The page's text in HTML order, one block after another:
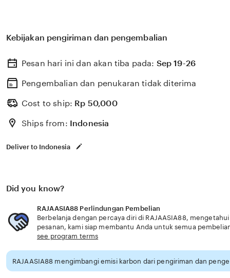
dengan kebutuhan usia senior akses nyaman premium
Kebijakan pengiriman dan pengembalian
Pesan hari ini dan akan tiba pada: Sep 19-26
Pengembalian dan penukaran tidak diterima
Cost to ship: Rp 50,000
Ships from: Indonesia
Deliver to Indonesia
Did you know?
RAJAASIA88 Perlindungan Pembelian
Berbelanja dengan percaya diri di RAJAASIA88,
pesanan, kami siap membantu Anda untuk semua
see program terms
RAJAASIA88 mengimbangi emisi karbon dari pengiriman dan